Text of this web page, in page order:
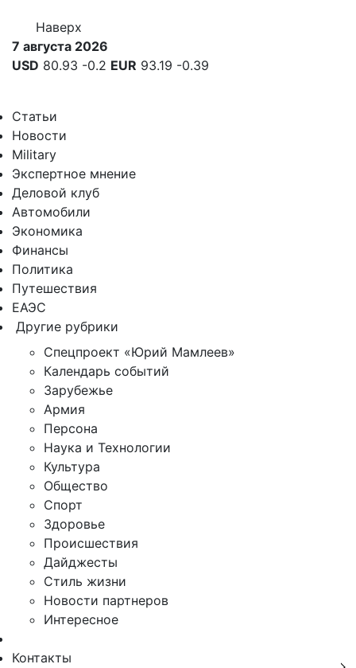
Наверх
7 августа 2026
USD 80.93 -0.2 EUR 93.19 -0.39
Статьи
Новости
Military
Экспертное мнение
Деловой клуб
Автомобили
Экономика
Финансы
Политика
Путешествия
ЕАЭС
Другие рубрики
Спецпроект «Юрий Мамлеев»
Календарь событий
Зарубежье
Армия
Персона
Наука и Технологии
Культура
Общество
Спорт
Здоровье
Происшествия
Дайджесты
Стиль жизни
Новости партнеров
Интересное
Контакты